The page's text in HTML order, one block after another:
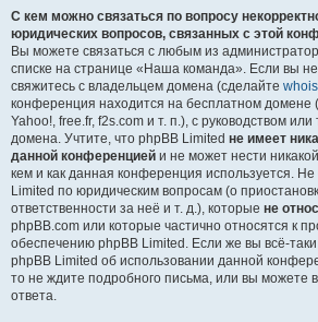
С кем можно связаться по вопросу
юридических вопросов, связанных с этой
Вы можете связаться с любым из
списке на странице «Наша команда». Если вы
свяжитесь с владельцем домена (сделайте
конференция находится на бесплатном домене
Yahoo!, free.fr, f2s.com и т. п.), с руководством
домена. Учтите, что phpBB Limited не имеет
данной конференцией и не может нести
кем и как данная конференция используется.
Limited по юридическим вопросам (о
ответственности за неё и т. д.), которые не
phpBB.com или которые частично относятся к
обеспечению phpBB Limited. Если же вы всё-
phpBB Limited об использовании данной
то не ждите подробного письма, или вы можете
ответа.